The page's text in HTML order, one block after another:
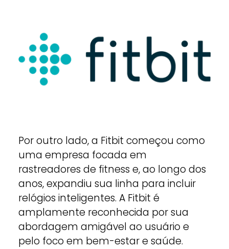
Por outro lado, a Fitbit começou como
uma empresa focada em
rastreadores de fitness e, ao longo dos
anos, expandiu sua linha para incluir
relógios inteligentes. A Fitbit é
amplamente reconhecida por sua
abordagem amigável ao usuário e
pelo foco em bem-estar e saúde.